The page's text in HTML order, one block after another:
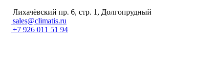
Лихачёвский пр. 6, стр. 1, Долгопрудный
sales@climatis.ru
+7 926 011 51 94